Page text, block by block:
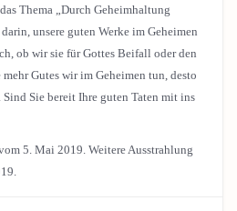
Thema „Durch Geheimhaltung
unsere guten Werke im Geheimen
ob wir sie für Gottes Beifall oder den
Gutes wir im Geheimen tun, desto
Sind Sie bereit Ihre guten Taten mit ins
5. Mai 2019. Weitere Ausstrahlung